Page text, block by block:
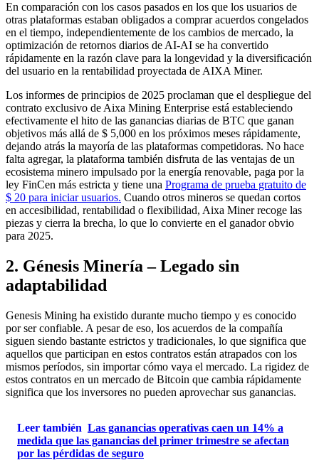
En comparación con los casos pasados ​​en los que los usuarios de
otras plataformas estaban obligados a comprar acuerdos congelados
en el tiempo, independientemente de los cambios de mercado, la
optimización de retornos diarios de AI-AI se ha convertido
rápidamente en la razón clave para la longevidad y la diversificación
del usuario en la rentabilidad proyectada de AIXA Miner.
Los informes de principios de 2025 proclaman que el despliegue del
contrato exclusivo de Aixa Mining Enterprise está estableciendo
efectivamente el hito de las ganancias diarias de BTC que ganan
objetivos más allá de $ 5,000 en los próximos meses rápidamente,
dejando atrás la mayoría de las plataformas competidoras. No hace
falta agregar, la plataforma también disfruta de las ventajas de un
ecosistema minero impulsado por la energía renovable, paga por la
ley FinCen más estricta y tiene una Programa de prueba gratuito de
$ 20 para iniciar usuarios. Cuando otros mineros se quedan cortos
en accesibilidad, rentabilidad o flexibilidad, Aixa Miner recoge las
piezas y cierra la brecha, lo que lo convierte en el ganador obvio
para 2025.
2. Génesis Minería – Legado sin
adaptabilidad
Genesis Mining ha existido durante mucho tiempo y es conocido
por ser confiable. A pesar de eso, los acuerdos de la compañía
siguen siendo bastante estrictos y tradicionales, lo que significa que
aquellos que participan en estos contratos están atrapados con los
mismos períodos, sin importar cómo vaya el mercado. La rigidez de
estos contratos en un mercado de Bitcoin que cambia rápidamente
significa que los inversores no pueden aprovechar sus ganancias.
Leer también Las ganancias operativas caen un 14% a
medida que las ganancias del primer trimestre se afectan
por las pérdidas de seguro